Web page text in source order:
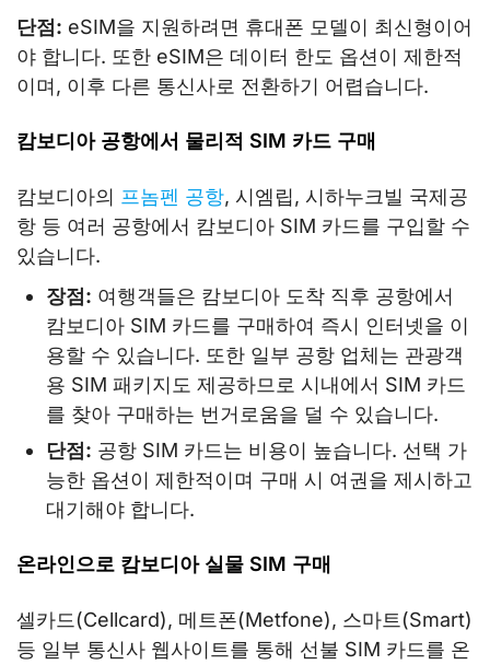
단점: eSIM을 지원하려면 휴대폰 모델이 최신형이어
야 합니다. 또한 eSIM은 데이터 한도 옵션이 제한적
이며, 이후 다른 통신사로 전환하기 어렵습니다.
캄보디아 공항에서 물리적 SIM 카드 구매
캄보디아의 프놈펜 공항, 시엠립, 시하누크빌 국제공
항 등 여러 공항에서 캄보디아 SIM 카드를 구입할 수
있습니다.
장점: 여행객들은 캄보디아 도착 직후 공항에서
캄보디아 SIM 카드를 구매하여 즉시 인터넷을 이
용할 수 있습니다. 또한 일부 공항 업체는 관광객
용 SIM 패키지도 제공하므로 시내에서 SIM 카드
를 찾아 구매하는 번거로움을 덜 수 있습니다.
단점: 공항 SIM 카드는 비용이 높습니다. 선택 가
능한 옵션이 제한적이며 구매 시 여권을 제시하고
대기해야 합니다.
온라인으로 캄보디아 실물 SIM 구매
셀카드(Cellcard), 메트폰(Metfone), 스마트(Smart)
등 일부 통신사 웹사이트를 통해 선불 SIM 카드를 온